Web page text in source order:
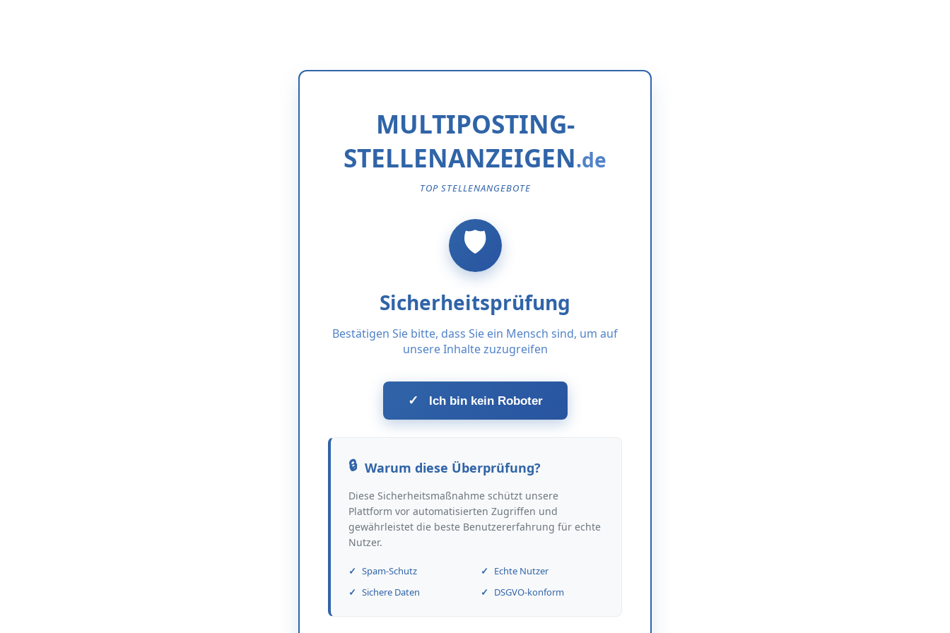
MULTIPOSTING-
STELLENANZEIGEN
TOP STELLENANGEBOTE
Sicherheitsprüfung
Bestätigen Sie bitte, dass Sie ein Mensch sind, um auf
unsere Inhalte zuzugreifen
✓ Ich bin kein Roboter
Warum diese Überprüfung?
Diese Sicherheitsmaßnahme schützt unsere
Plattform vor automatisierten Zugriffen und
gewährleistet die beste Benutzererfahrung für echte
Nutzer.
Spam-Schutz
Echte Nutzer
Sichere Daten
DSGVO-konform